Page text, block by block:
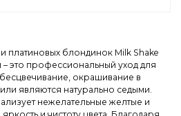
платиновых блондинок Milk Shake
– это профессиональный уход для
окрашивание в
являются натурально седыми.
нежелательные желтые и